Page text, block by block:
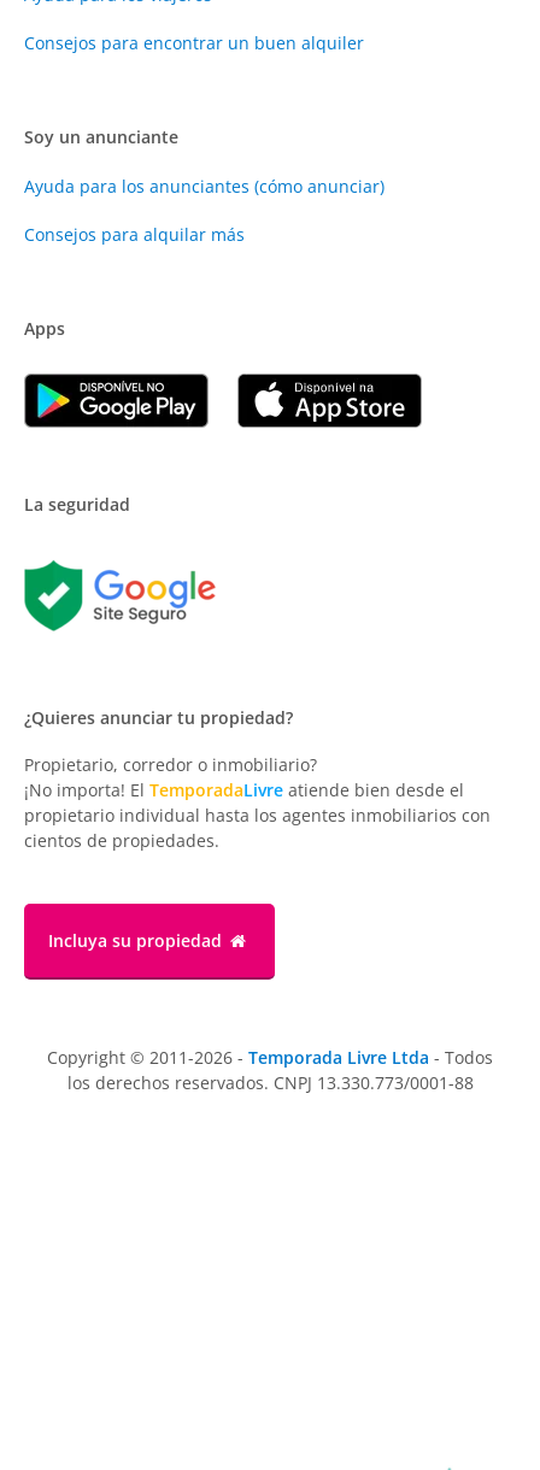
Consejos para encontrar un buen alquiler
Soy un anunciante
Ayuda para los anunciantes (cómo anunciar)
Consejos para alquilar más
Apps
La seguridad
¿Quieres anunciar tu propiedad?
Propietario, corredor o inmobiliario?
¡No importa! El TemporadaLivre atiende bien desde el
propietario individual hasta los agentes inmobiliarios con
cientos de propiedades.
Incluya su propiedad
Copyright © 2011-2026 - Temporada Livre Ltda - Todos
los derechos reservados. CNPJ 13.330.773/0001-88